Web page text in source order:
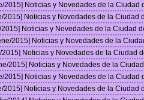
2015] Noticias y Novedades de la Ciudad
2015] Noticias y Novedades de la Ciudad
2015] Noticias y Novedades de la Ciudad
2015] Noticias y Novedades de la
2015] Noticias y Novedades de la Ciudad
2015] Noticias y Novedades de la
2015] Noticias y Novedades de la Ciudad
2015] Noticias y Novedades de la Ciudad